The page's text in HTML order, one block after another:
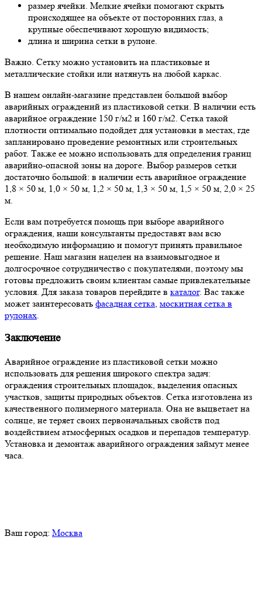
размер ячейки. Мелкие ячейки помогают скрыть
происходящее на объекте от посторонних глаз, а
крупные обеспечивают хорошую видимость;
длина и ширина сетки в рулоне.
Важно. Сетку можно установить на пластиковые и
металлические стойки или натянуть на любой каркас.
В нашем онлайн-магазине представлен большой выбор
аварийных ограждений из пластиковой сетки. В наличии есть
аварийное ограждение 150 г/м2 и 160 г/м2. Сетка такой
плотности оптимально подойдет для установки в местах, где
запланировано проведение ремонтных или строительных
работ. Также ее можно использовать для определения границ
аварийно-опасной зоны на дороге. Выбор размеров сетки
достаточно большой: в наличии есть аварийное ограждение
1,8 × 50 м, 1,0 × 50 м, 1,2 × 50 м, 1,3 × 50 м, 1,5 × 50 м, 2,0 × 25
м.
Если вам потребуется помощь при выборе аварийного
ограждения, наши консультанты предоставят вам всю
необходимую информацию и помогут принять правильное
решение. Наш магазин нацелен на взаимовыгодное и
долгосрочное сотрудничество с покупателями, поэтому мы
готовы предложить своим клиентам самые привлекательные
условия. Для заказа товаров перейдите в каталог. Вас также
может заинтересовать фасадная сетка москитная сетка в
рулонах
Заключение
Аварийное ограждение из пластиковой сетки можно
использовать для решения широкого спектра задач:
ограждения строительных площадок, выделения опасных
участков, защиты природных объектов. Сетка изготовлена из
качественного полимерного материала. Она не выцветает на
солнце, не теряет своих первоначальных свойств под
воздействием атмосферных осадков и перепадов температур.
Установка и демонтаж аварийного ограждения займут менее
часа.
Ваш город: Москва